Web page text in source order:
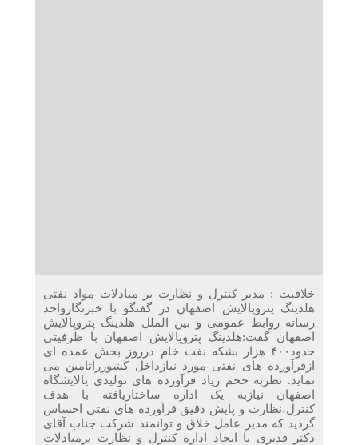
خلاقیت : مدیر کنترل و نظارت بر مبادلات مواد نفتی
هلدینگ پتروپالایش اصفهان در گفتگو با خبرنگارواحد
رسانه روابط عمومی و بین الملل هلدینگ پتروپالایش
اصفهان گفت:هلدینگ پتروپالایش اصفهان با ظرفیتی
حدود۴۰۰ هزار بشکه نفت خام درروز بخش عمده ای
ازفرآورده های نفتی مورد نیازداخل کشورراتامین می
نماید. نظربه حجم زیاد فرآورده های تولیدی پالایشگاه
اصفهان نیازبه یک اداره ساختاریافته با هدف
کنترل،نظارت و پایش دقیق فرآورده های نفتی احساس
گردید که مدیر عامل خلاق و توانمند شرکت جناب آقای
دکتر قدیری با ایجاد اداره کنترل و نظارت برمبادلات